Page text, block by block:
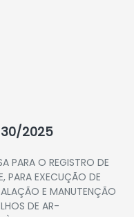
30/2025
PARA O REGISTRO DE
PARA EXECUÇÃO DE
E MANUTENÇÃO
DE AR-